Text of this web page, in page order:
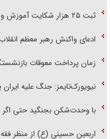
ثبت ۲۵ هزار شکایت آموزش و پرورش در دیوان عدالت
ادعای واکنش رهبر معظم
زمان پرداخت معوقات
نیویورک‌تایمز: جنگ علیه
با وحدت‌شکن بجنگید حتی اگر
اربعین حسینی (ع) از منظر